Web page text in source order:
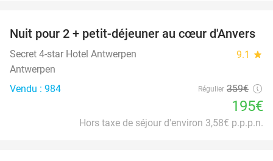
46%
Nuit pour 2 + petit-déjeuner au cœur d'Anvers
Secret 4-star Hotel Antwerpen 9.1 star
Antwerpen
Vendu : 984
Régulier 359€
195€
Hors taxe de séjour d'environ 3,58€ p.p.p.n.